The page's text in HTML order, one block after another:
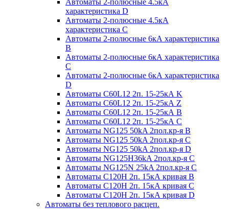
характеристика D
Автоматы 2-полюсные 4.5кА
характеристика С
Автоматы 2-полюсные 6кА характеристика
B
Автоматы 2-полюсные 6кА характеристика
C
Автоматы 2-полюсные 6кА характеристика
D
Автоматы C60L12 2п. 15-25кА K
Автоматы C60L12 2п. 15-25кА Z
Автоматы C60L12 2п. 15-25кА B
Автоматы C60L12 2п. 15-25кА C
Автоматы NG125 50kA 2пол.кр-я B
Автоматы NG125 50kA 2пол.кр-я C
Автоматы NG125 50kA 2пол.кр-я D
Автоматы NG125H36kA 2пол.кр-я C
Автоматы NG125N 25kA 2пол.кр-я C
Автоматы С120H 2п. 15кА кривая B
Автоматы С120H 2п. 15кА кривая C
Автоматы С120H 2п. 15кА кривая D
Автоматы без теплового расцеп.